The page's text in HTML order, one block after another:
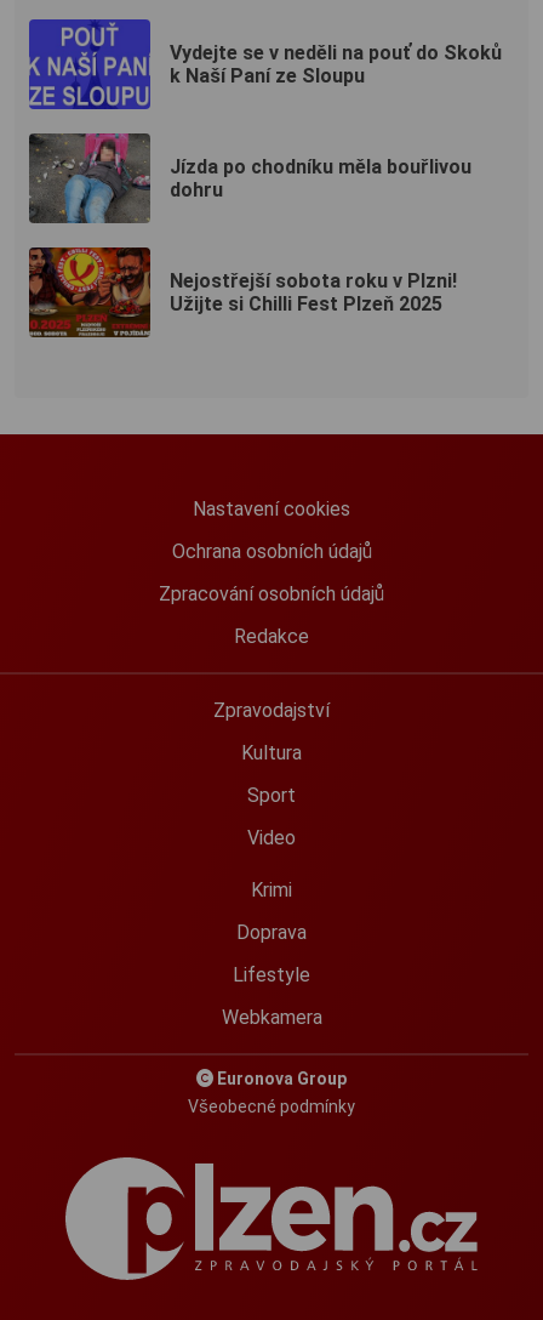
Vydejte se v neděli na pouť do Skoků
k Naší Paní ze Sloupu
Jízda po chodníku měla bouřlivou
dohru
Nejostřejší sobota roku v Plzni!
Užijte si Chilli Fest Plzeň 2025
Nastavení cookies
Ochrana osobních údajů
Zpracování osobních údajů
Redakce
Zpravodajství
Kultura
Sport
Video
Krimi
Doprava
Lifestyle
Webkamera
Euronova Group
Všeobecné podmínky